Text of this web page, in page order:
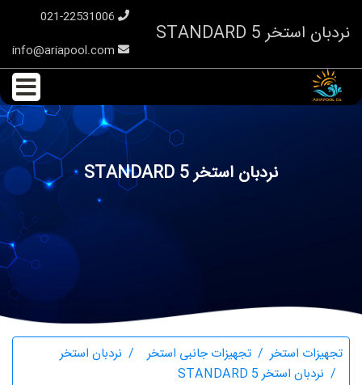
نردبان استخر STANDARD 5
نردبان استخر STANDARD 5
تجهیزات استخر تجهیزات جانبی استخر
نردبان استخر
نردبان استخر STANDARD 5